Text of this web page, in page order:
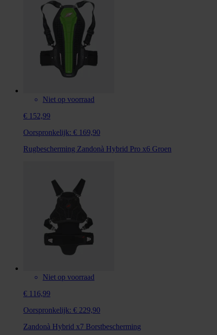
Niet op voorraad
€ 152,99
Oorspronkelijk: € 169,90
Rugbescherming Zandonà Hybrid Pro x6 Groen
Niet op voorraad
€ 116,99
Oorspronkelijk: € 229,90
Zandonà Hybrid x7 Borstbescherming